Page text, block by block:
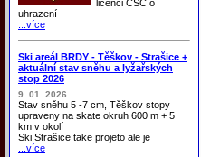
licenci ČSC o
uhrazení
...více
Ski areál BRDY - Těškov - Strašice +
aktuální stav sněhu a lyžařských
stop 2026
9. 01. 2026
Stav sněhu 5 -7 cm, Těškov stopy
upraveny na skate okruh 600 m + 5
km v okolí
Ski Strašice take projeto ale je
...více